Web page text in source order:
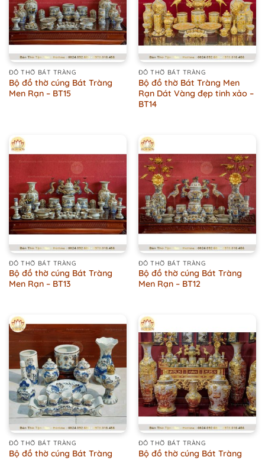
ĐỒ THỜ BÁT TRÀNG
Bộ đồ thờ cúng Bát Tràng
Men Rạn – BT15
ĐỒ THỜ BÁT TRÀNG
Bộ đồ thờ Bát Tràng Men
Rạn Dát Vàng đẹp tinh xảo –
BT14
ĐỒ THỜ BÁT TRÀNG
Bộ đồ thờ cúng Bát Tràng
Men Rạn – BT13
ĐỒ THỜ BÁT TRÀNG
Bộ đồ thờ cúng Bát Tràng
Men Rạn – BT12
ĐỒ THỜ BÁT TRÀNG
Bộ đồ thờ cúng Bát Tràng
ĐỒ THỜ BÁT TRÀNG
Bộ đồ thờ cúng Bát Tràng